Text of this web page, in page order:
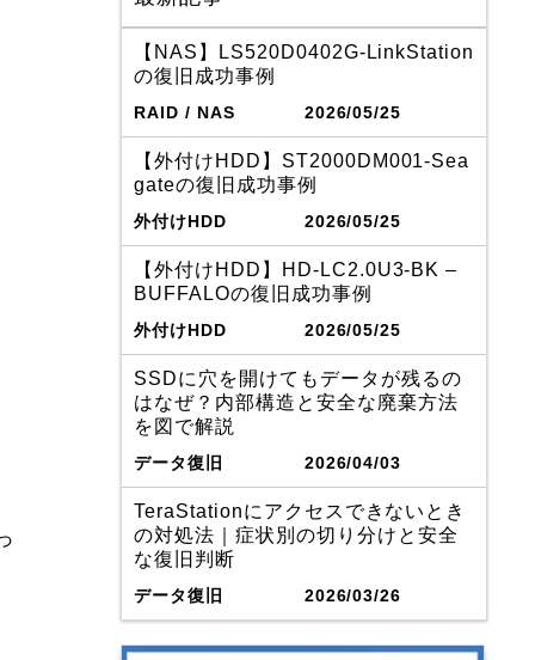
【NAS】LS520D0402G-LinkStation
の復旧成功事例
RAID / NAS 2026/05/25
【外付けHDD】ST2000DM001-Sea
gateの復旧成功事例
外付けHDD 2026/05/25
【外付けHDD】HD-LC2.0U3-BK –
BUFFALOの復旧成功事例
外付けHDD 2026/05/25
SSDに穴を開けてもデータが残るの
はなぜ？内部構造と安全な廃棄方法
を図で解説
データ復旧 2026/04/03
TeraStationにアクセスできないとき
の対処法｜症状別の切り分けと安全
な復旧判断
データ復旧 2026/03/26